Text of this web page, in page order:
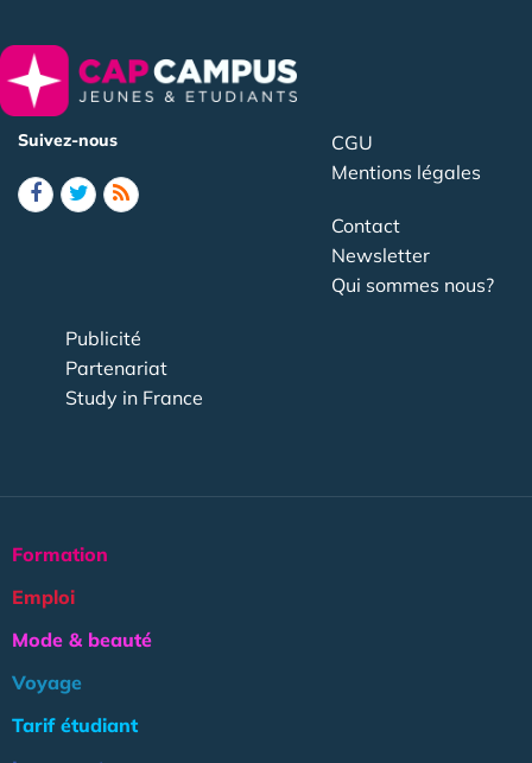
Suivez-nous
CGU
Mentions légales
Contact
Newsletter
Qui sommes nous?
Publicité
Partenariat
Study in France
Formation
Emploi
Mode & beauté
Voyage
Tarif étudiant